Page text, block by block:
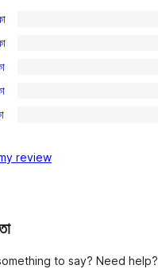
review
to say? Need help?